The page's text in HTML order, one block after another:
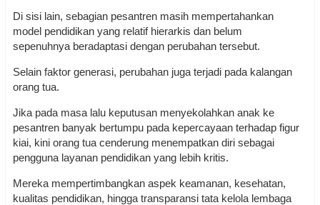
Di sisi lain, sebagian pesantren masih mempertahankan
model pendidikan yang relatif hierarkis dan belum
sepenuhnya beradaptasi dengan perubahan tersebut.
Selain faktor generasi, perubahan juga terjadi pada kalangan
orang tua.
Jika pada masa lalu keputusan menyekolahkan anak ke
pesantren banyak bertumpu pada kepercayaan terhadap figur
kiai, kini orang tua cenderung menempatkan diri sebagai
pengguna layanan pendidikan yang lebih kritis.
Mereka mempertimbangkan aspek keamanan, kesehatan,
kualitas pendidikan, hingga transparansi tata kelola lembaga